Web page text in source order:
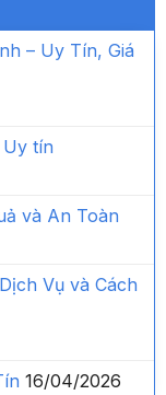
– Uy Tín, Giá
tín
và An Toàn
Vụ và Cách
16/04/2026